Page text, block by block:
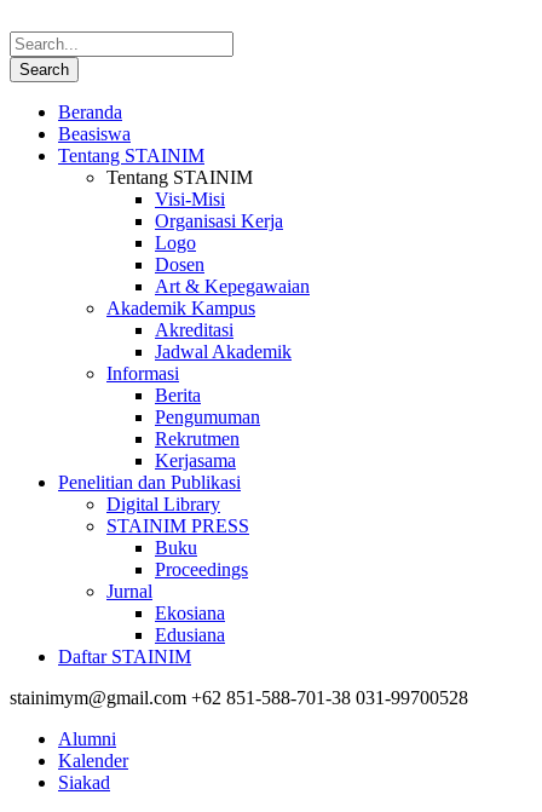
Beranda
Beasiswa
Tentang STAINIM
Tentang STAINIM
Visi-Misi
Organisasi Kerja
Logo
Dosen
Art & Kepegawaian
Akademik Kampus
Akreditasi
Jadwal Akademik
Informasi
Berita
Pengumuman
Rekrutmen
Kerjasama
Penelitian dan Publikasi
Digital Library
STAINIM PRESS
Buku
Proceedings
Jurnal
Ekosiana
Edusiana
Daftar STAINIM
stainimym@gmail.com +62 851-588-701-38 031-99700528
Alumni
Kalender
Siakad